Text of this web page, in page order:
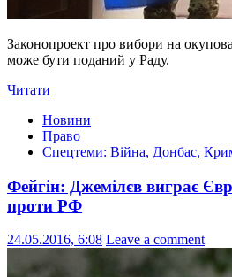
Законопроект про вибори на
може бути поданий у Раду.
Читати
Новини
Право
Спецтеми: Війна, Донбас,
Фейгін: Джемілєв виграє
проти РФ
24.05.2016, 6:08 Leave a comment